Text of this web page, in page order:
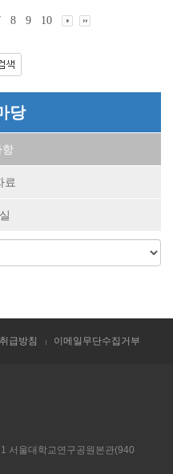
8 9 10
당
항
료
급방침 이메일무단수집거부
서울대학교연구공원본관(940